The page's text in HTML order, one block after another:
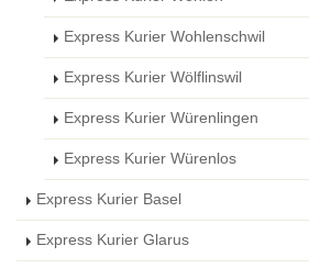
Express Kurier Wohlenschwil
Express Kurier Wölflinswil
Express Kurier Würenlingen
Express Kurier Würenlos
Express Kurier Basel
Express Kurier Glarus